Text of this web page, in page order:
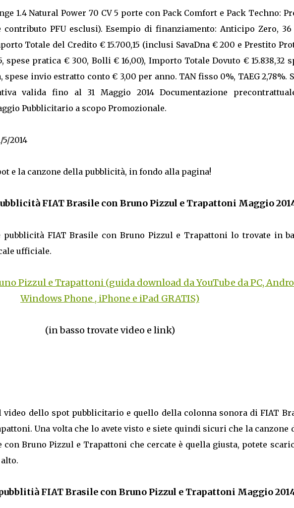
1.4 Natural Power 70 CV 5 porte con Pack Comfort e Pack Techno:
contributo PFU esclusi). Esempio di finanziamento: Anticipo Zero, 36
Totale del Credito € 15.700,15 (inclusi SavaDna € 200 e Prestito
spese pratica € 300, Bolli € 16,00), Importo Totale Dovuto € 15.838,32
spese invio estratto conto € 3,00 per anno. TAN fisso 0%, TAEG 2,78%.
valida fino al 31 Maggio 2014 Documentazione
Pubblicitario a scopo Promozionale.
2014
e la canzone della pubblicità, in fondo alla pagina!
FIAT Brasile con Bruno Pizzul e Trapattoni Maggio
FIAT Brasile con Bruno Pizzul e Trapattoni lo trovate in
ufficiale.
Pizzul e Trapattoni (guida download da YouTube da PC,
Windows Phone , iPhone e iPad GRATIS)
(in basso trovate video e link)
video dello spot pubblicitario e quello della colonna sonora di FIAT
Una volta che lo avete visto e siete quindi sicuri che la canzone
con Bruno Pizzul e Trapattoni che cercate è quella giusta, potete
FIAT Brasile con Bruno Pizzul e Trapattoni Maggio